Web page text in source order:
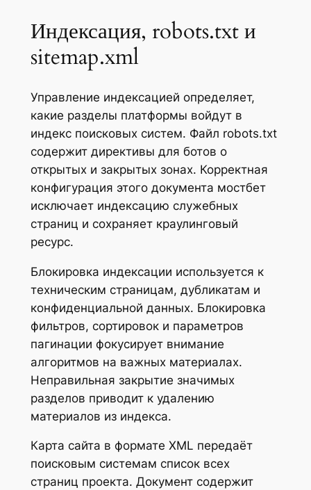
Индексация, robots.txt и
sitemap.xml
Управление индексацией определяет,
какие разделы платформы войдут в
индекс поисковых систем. Файл robots.txt
содержит директивы для ботов о
открытых и закрытых зонах. Корректная
конфигурация этого документа мостбет
исключает индексацию служебных
страниц и сохраняет краулинговый
ресурс.
Блокировка индексации используется к
техническим страницам, дубликатам и
конфиденциальной данных. Блокировка
фильтров, сортировок и параметров
пагинации фокусирует внимание
алгоритмов на важных материалах.
Неправильная закрытие значимых
разделов приводит к удалению
материалов из индекса.
Карта сайта в формате XML передаёт
поисковым системам список всех
страниц проекта. Документ содержит